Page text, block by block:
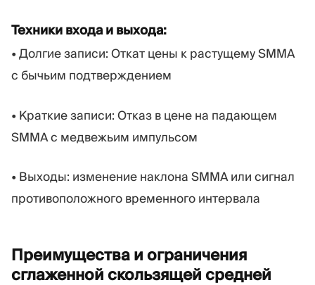
Техники входа и выхода:
• Долгие записи: Откат цены к растущему SMMA
с бычьим подтверждением
• Краткие записи: Отказ в цене на падающем
SMMA с медвежьим импульсом
• Выходы: изменение наклона SMMA или сигнал
противоположного временного интервала
Преимущества и ограничения
сглаженной скользящей средней